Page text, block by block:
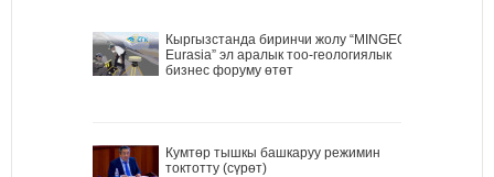
Кыргызстанда биринчи жолу “MINGEO
Eurasia” эл аралык тоо-геологиялык
бизнес форуму өтөт
Кумтөр тышкы башкаруу режимин
токтотту (сүрөт)